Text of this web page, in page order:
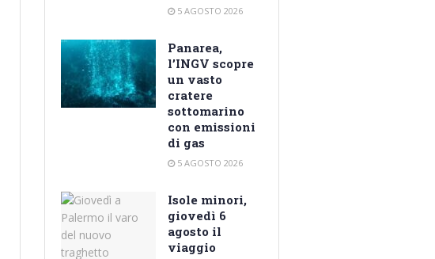
5 AGOSTO 2026
Panarea,
l’INGV scopre
un vasto
cratere
sottomarino
con emissioni
di gas
5 AGOSTO 2026
Isole minori,
giovedì 6
agosto il
viaggio